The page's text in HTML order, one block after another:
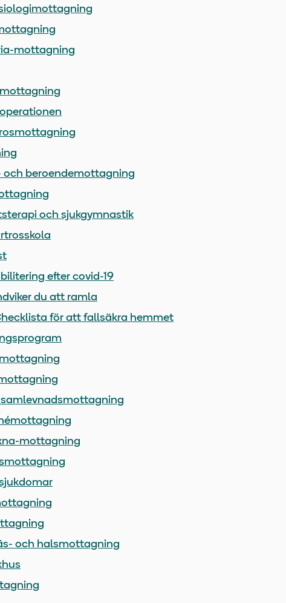
mottagning
och beroendemottagning
och sjukgymnastik
efter covid-19
du att ramla
för att fallsäkra hemmet
samlevnadsmottagning
mottagning
och halsmottagning